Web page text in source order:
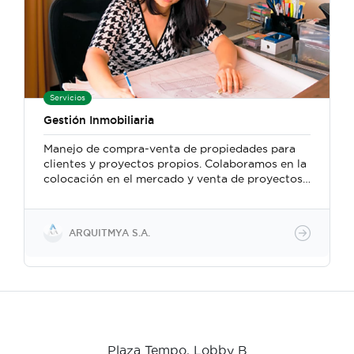
Servicios
Gestión Inmobiliaria
Manejo de compra-venta de propiedades para
clientes y proyectos propios. Colaboramos en la
colocación en el mercado y venta de proyectos
como en la búsqueda de compradores para las
propiedades de nuestros clientes.
ARQUITMYA S.A.
Plaza Tempo, Lobby B